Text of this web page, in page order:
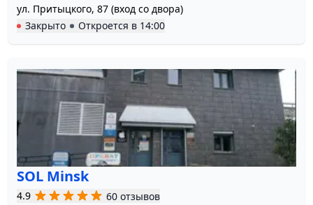
ул. Притыцкого, 87 (вход со двора)
Закрыто
Откроется в 14:00
SOL Minsk
4.9
60 отзывов